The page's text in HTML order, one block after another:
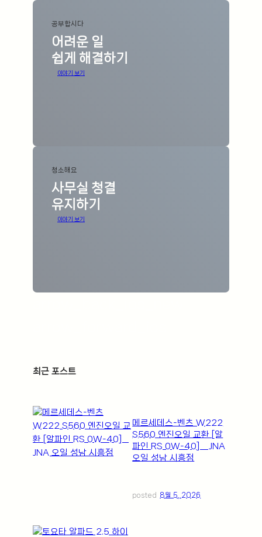
공부합시다
어려운 일
쉽게 해결하기
이야기 보기
청소해요
사무실 청결
유지하기
이야기 보기
최근 포스트
메르세데스-벤츠 W222
S560 엔진오일 교환 [알
파인 RS 0W-40] _ JNA
오일 성남 시흥점
posted 8월 5, 2026